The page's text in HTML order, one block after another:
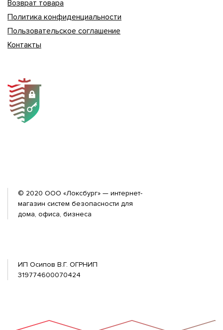
Возврат товара
Политика конфиденциальности
Пользовательское соглашение
Контакты
© 2020 ООО «Локсбург» — интернет-
магазин систем безопасности для
дома, офиса, бизнеса
ИП Осипов В.Г. ОГРНИП
319774600070424